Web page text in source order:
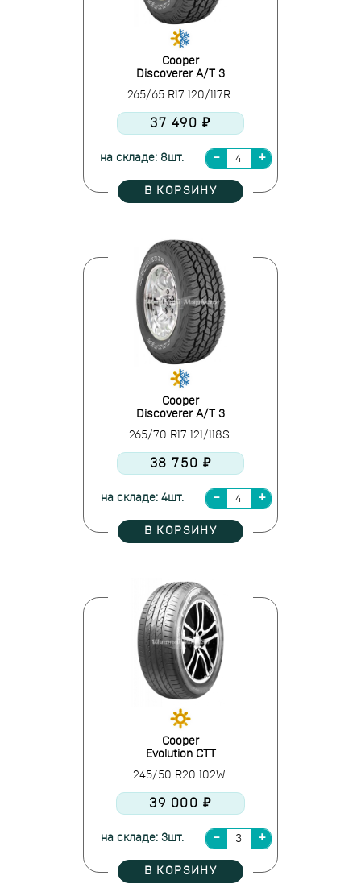
Cooper
Discoverer A/T 3
265/65 R17 120/117R
37 490 ₽
на складе: 8шт.
В КОРЗИНУ
Cooper
Discoverer A/T 3
265/70 R17 121/118S
38 750 ₽
на складе: 4шт.
В КОРЗИНУ
Cooper
Evolution CTT
245/50 R20 102W
39 000 ₽
на складе: 3шт.
В КОРЗИНУ